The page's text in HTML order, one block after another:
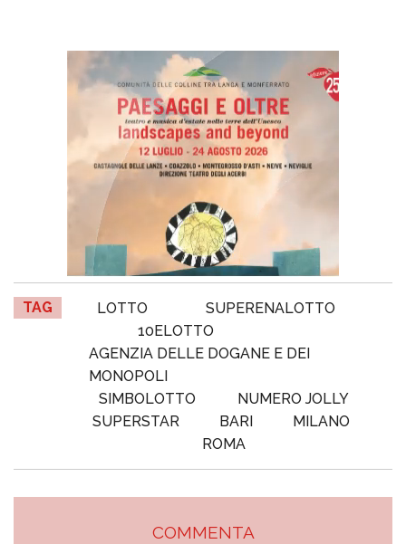
TAG LOTTO
SUPERENALOTTO
10ELOTTO
AGENZIA DELLE DOGANE E DEI
MONOPOLI
SIMBOLOTTO
NUMERO JOLLY
SUPERSTAR
BARI
MILANO
ROMA
COMMENTA